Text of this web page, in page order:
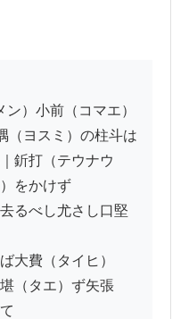
（ヨスミ）の柱斗は
釿打（テウナウ
をかけず
るべし尤さし口堅
大費（タイヒ）
（タエ）ず矢張